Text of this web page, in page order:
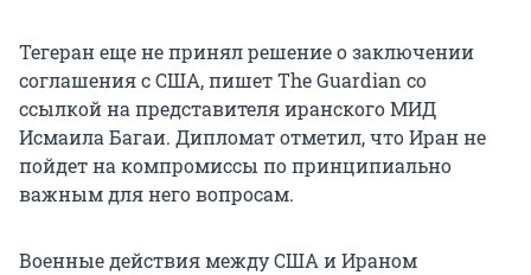
Тегеран еще не принял решение о заключении
соглашения с США, пишет The Guardian со
ссылкой на представителя иранского МИД
Исмаила Багаи. Дипломат отметил, что Иран не
пойдет на компромиссы по принципиально
важным для него вопросам.
Военные действия между США и Ираном